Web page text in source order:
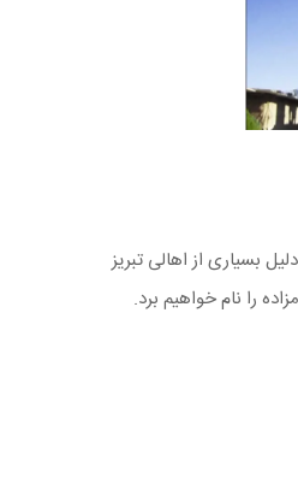
بسیاری از اهالی تبریز
را نام خواهیم برد.